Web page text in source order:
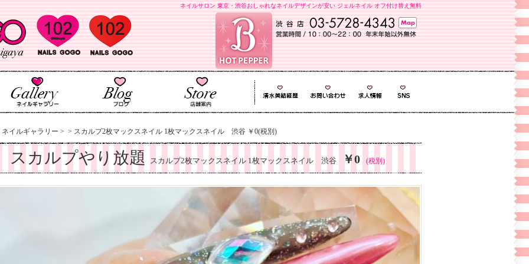
ネイルサロン 東京・渋谷おしゃれなネイルデザインが安い ジェルネイル オフ付け替え無料
ネイルギャラリー > > スカルプ2枚マックスネイル 1枚マックスネイル 渋谷 ￥0(税別)
スカルプやり放題 スカルプ2枚マックスネイル 1枚マックスネイル 渋谷 ￥0 (税別)